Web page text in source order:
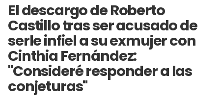
El descargo de Roberto
Castillo tras ser acusado de
serle infiel a su exmujer con
Cinthia Fernández:
"Consideré responder a las
conjeturas"